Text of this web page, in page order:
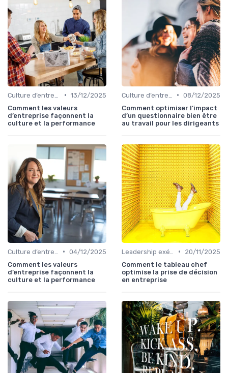
• 13/12/2025
Comment les valeurs
d’entreprise façonnent la
culture et la performance
• 08/12/2025
Comment optimiser l’impact
d’un questionnaire bien être
au travail pour les dirigeants
• 04/12/2025
Comment les valeurs
d’entreprise façonnent la
culture et la performance
•
20/11/2025
Comment le tableau chef
optimise la prise de décision
en entreprise